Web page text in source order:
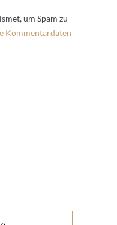
um Spam zu
Kommentardaten